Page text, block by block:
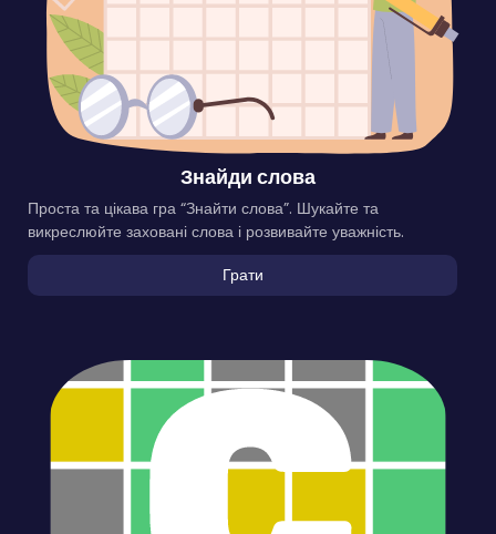
Знайди слова
Проста та цікава гра “Знайти слова”. Шукайте та
викреслюйте заховані слова і розвивайте уважність.
Грати